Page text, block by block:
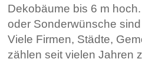
Dekobäume bis 6 m
oder Sonderwünsche
Viele Firmen, Städte,
zählen seit vielen Jahren